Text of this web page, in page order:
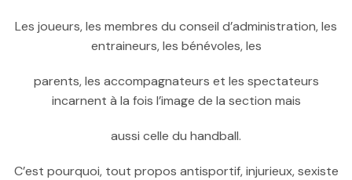
Les joueurs, les membres du conseil d’administration, les
entraineurs, les bénévoles, les
parents, les accompagnateurs et les spectateurs
incarnent à la fois l’image de la section mais
aussi celle du handball.
C’est pourquoi, tout propos antisportif, injurieux, sexiste